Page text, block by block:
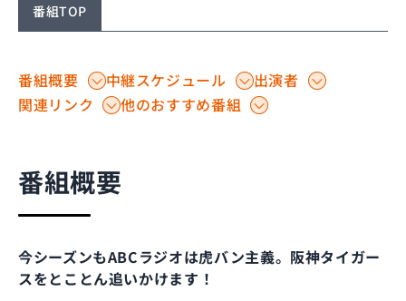
番組TOP
番組概要 中継スケジュール
出演者
関連リンク
他のおすすめ番組
番組概要
今シーズンもABCラジオは虎バン主義。阪神タイガー
スをとことん追いかけます！